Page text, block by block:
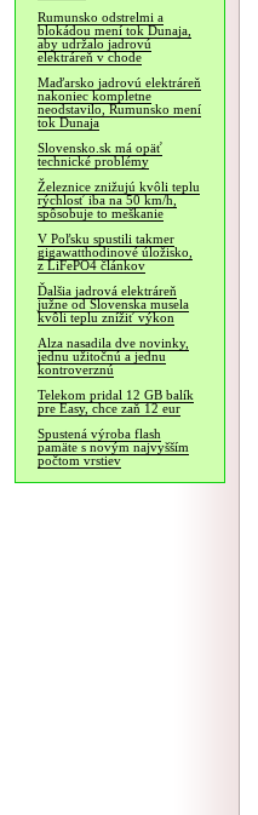
Rumunsko odstrelmi a
blokádou mení tok Dunaja,
aby udržalo jadrovú
elektráreň v chode
Maďarsko jadrovú elektráreň
nakoniec kompletne
neodstavilo, Rumunsko mení
tok Dunaja
Slovensko.sk má opäť
technické problémy
Železnice znižujú kvôli teplu
rýchlosť iba na 50 km/h,
spôsobuje to meškanie
V Poľsku spustili takmer
gigawatthodinové úložisko,
z LiFePO4 článkov
Ďalšia jadrová elektráreň
južne od Slovenska musela
kvôli teplu znížiť výkon
Alza nasadila dve novinky,
jednu užitočnú a jednu
kontroverznú
Telekom pridal 12 GB balík
pre Easy, chce zaň 12 eur
Spustená výroba flash
pamäte s novým najvyšším
počtom vrstiev